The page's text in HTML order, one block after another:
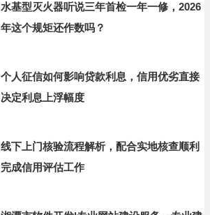
水基型灭火器听说三年首检一年一修，2026
年这个规矩还作数吗？
个人征信如何影响贷款利息，信用优劣直接
决定利息上浮幅度
线下上门核验流程解析，配合实地核查顺利
完成信用评估工作